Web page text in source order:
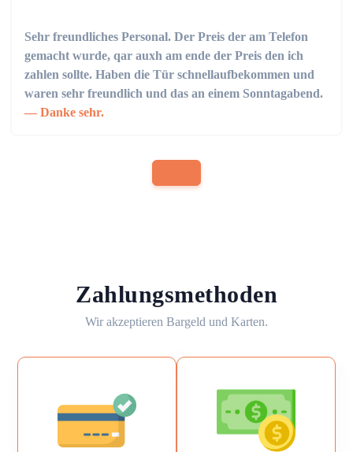
Sehr freundliches Personal. Der Preis der am Telefon
gemacht wurde, qar auxh am ende der Preis den ich
zahlen sollte. Haben die Tür schnellaufbekommen und
waren sehr freundlich und das an einem Sonntagabend.
Danke sehr.
Zahlungsmethoden
Wir akzeptieren Bargeld und Karten.